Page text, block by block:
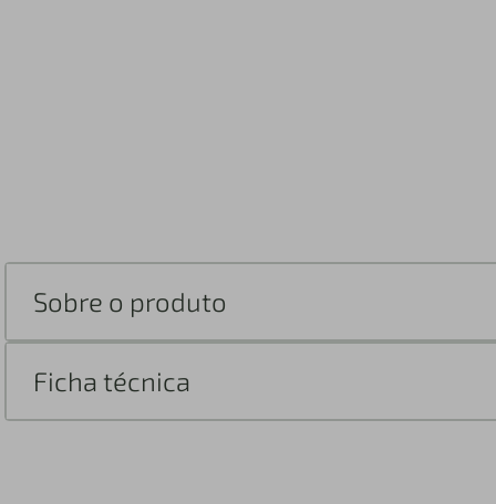
Sobre o produto
Ficha técnica